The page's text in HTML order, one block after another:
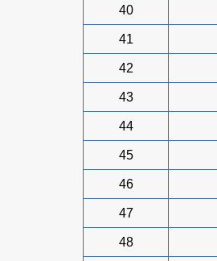
40
41
42
43
44
45
46
47
48